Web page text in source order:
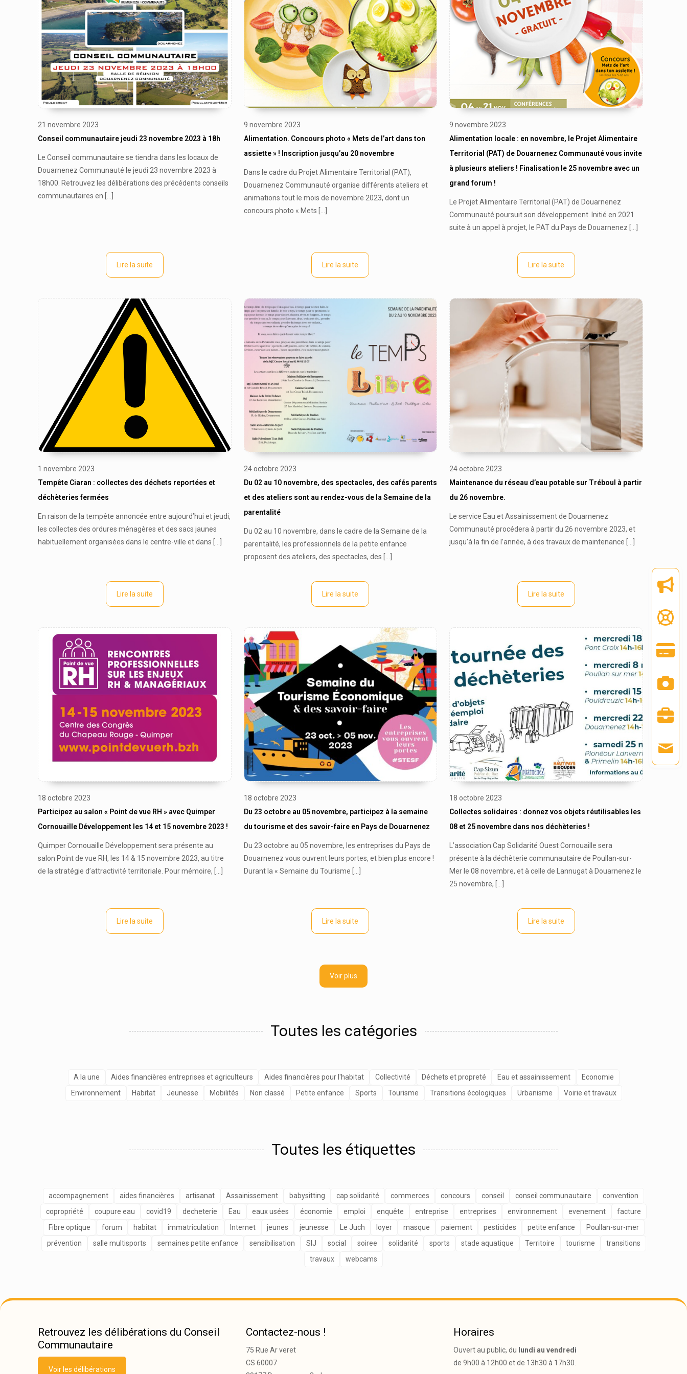
21 novembre 2023
Conseil communautaire jeudi 23 novembre 2023 à 18h
Le Conseil communautaire se tiendra dans les locaux de
Douarnenez Communauté le jeudi 23 novembre 2023 à
18h00. Retrouvez les délibérations des précédents conseils
communautaires en
Lire la suite
9 novembre 2023
Alimentation. Concours photo « Mets de l’art dans ton
assiette » ! Inscription jusqu’au 20 novembre
Dans le cadre du Projet Alimentaire Territorial (PAT),
Douarnenez Communauté organise différents ateliers et
animations tout le mois de novembre 2023, dont un
concours photo « Mets
Lire la suite
9 novembre 2023
Alimentation locale : en novembre, le Projet Alimentaire
Territorial (PAT) de Douarnenez Communauté vous invite
à plusieurs ateliers ! Finalisation le 25 novembre avec un
grand forum !
Le Projet Alimentaire Territorial (PAT) de Douarnenez
Communauté poursuit son développement. Initié en 2021
suite à un appel à projet, le PAT du Pays de Douarnenez
Lire la suite
1 novembre 2023
Tempête Ciaran : collectes des déchets reportées et
déchèteries fermées
En raison de la tempête annoncée entre aujourd’hui et jeudi,
les collectes des ordures ménagères et des sacs jaunes
habituellement organisées dans le centre-ville et dans
Lire la suite
24 octobre 2023
Du 02 au 10 novembre, des spectacles, des cafés parents
et des ateliers sont au rendez-vous de la Semaine de la
parentalité
Du 02 au 10 novembre, dans le cadre de la Semaine de la
parentalité, les professionnels de la petite enfance
proposent des ateliers, des spectacles, des
Lire la suite
24 octobre 2023
Maintenance du réseau d’eau potable sur Tréboul à partir
du 26 novembre.
Le service Eau et Assainissement de Douarnenez
Communauté procédera à partir du 26 novembre 2023, et
jusqu’à la fin de l’année, à des travaux de maintenance
Lire la suite
18 octobre 2023
Participez au salon « Point de vue RH » avec Quimper
Cornouaille Développement les 14 et 15 novembre 2023 !
Quimper Cornouaille Développement sera présente au
salon Point de vue RH, les 14 & 15 novembre 2023, au titre
de la stratégie d’attractivité territoriale. Pour mémoire,
Lire la suite
18 octobre 2023
Du 23 octobre au 05 novembre, participez à la semaine
du tourisme et des savoir-faire en Pays de Douarnenez
Du 23 octobre au 05 novembre, les entreprises du Pays de
Douarnenez vous ouvrent leurs portes, et bien plus encore !
Durant la « Semaine du Tourisme
Lire la suite
18 octobre 2023
Collectes solidaires : donnez vos objets réutilisables les
08 et 25 novembre dans nos déchèteries !
L’association Cap Solidarité Ouest Cornouaille sera
présente à la déchèterie communautaire de Poullan-sur-
Mer le 08 novembre, et à celle de Lannugat à Douarnenez le
25 novembre,
Lire la suite
Voir plus
Toutes les catégories
A la une Aides financières entreprises et agriculteurs Aides financières pour l'habitat Collectivité Déchets et propreté Eau et assainissement
Economie
Environnement
Habitat Jeunesse Mobilités Non classé Petite enfance Sports Tourisme Transitions écologiques Urbanisme Voirie et travaux
Toutes les étiquettes
accompagnement aides financières artisanat Assainissement babysitting cap solidarité commerces concours conseil conseil communautaire
convention
copropriété
coupure eau covid19 decheterie Eau eaux usées économie emploi enquête entreprise entreprises environnement evenement
facture
Fibre optique
forum habitat immatriculation Internet jeunes jeunesse Le Juch loyer masque paiement pesticides petite enfance
Poullan-sur-mer
prévention
salle multisports semaines petite enfance sensibilisation SIJ social soiree solidarité sports stade aquatique Territoire tourisme
transitions
travaux
webcams
Retrouvez les délibérations du Conseil
Communautaire
Voir les délibérations
Contactez-nous !
75 Rue Ar veret
CS 60007
Horaires
Ouvert au public, du lundi au vendredi
de 9h00 à 12h00 et de 13h30 à 17h30.